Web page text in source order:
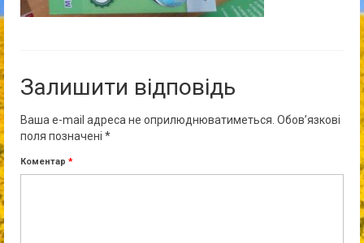
Залишити відповідь
Ваша e-mail адреса не оприлюднюватиметься. Обов’язкові
поля позначені *
Коментар *